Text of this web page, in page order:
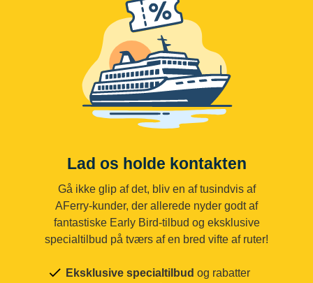
Lad os holde kontakten
Gå ikke glip af det, bliv en af tusindvis af
AFerry-kunder, der allerede nyder godt af
fantastiske Early Bird-tilbud og eksklusive
specialtilbud på tværs af en bred vifte af ruter!
Eksklusive specialtilbud og rabatter